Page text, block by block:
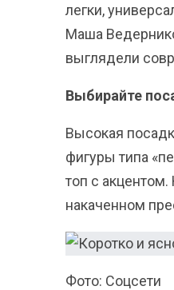
легки,
Маша
выглядели
Выбирайте
Высокая
фигуры типа
топ с
накаченном
Фото: Соцсети